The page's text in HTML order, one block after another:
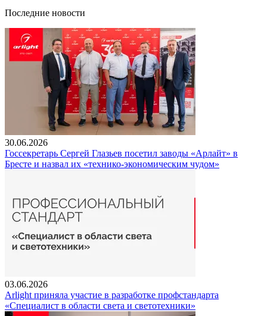
Последние новости
30.06.2026
Госсекретарь Сергей Глазьев посетил заводы «Арлайт» в
Бресте и назвал их «технико-экономическим чудом»
03.06.2026
Arlight приняла участие в разработке профстандарта
«Специалист в области света и светотехники»